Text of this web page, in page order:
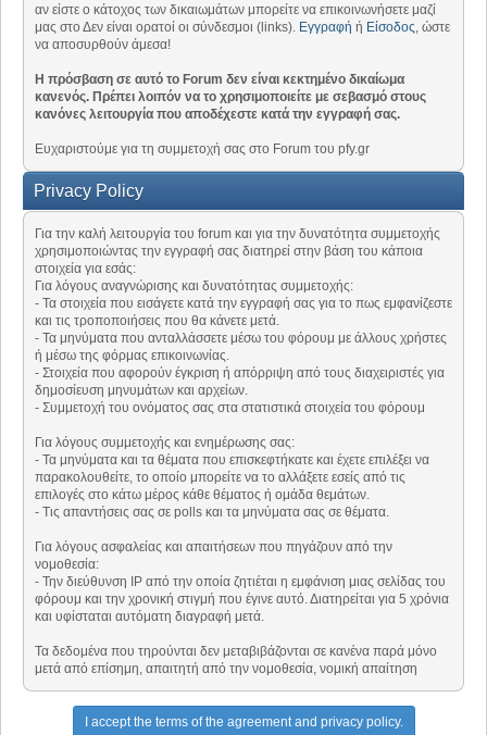
αν είστε ο κάτοχος των δικαιωμάτων μπορείτε να επικοινωνήσετε μαζί
μας στο Δεν είναι ορατοί οι σύνδεσμοι (links). Εγγραφή ή Είσοδος, ώστε
να αποσυρθούν άμεσα!
Η πρόσβαση σε αυτό το Forum δεν είναι κεκτημένο δικαίωμα
κανενός. Πρέπει λοιπόν να το χρησιμοποιείτε με σεβασμό στους
κανόνες λειτουργία που αποδέχεστε κατά την εγγραφή σας.
Ευχαριστούμε για τη συμμετοχή σας στο Forum του pfy.gr
Privacy Policy
Για την καλή λειτουργία του forum και για την δυνατότητα συμμετοχής
χρησιμοποιώντας την εγγραφή σας διατηρεί στην βάση του κάποια
στοιχεία για εσάς:
Για λόγους αναγνώρισης και δυνατότητας συμμετοχής:
- Τα στοιχεία που εισάγετε κατά την εγγραφή σας για το πως εμφανίζεστε
και τις τροποποιήσεις που θα κάνετε μετά.
- Τα μηνύματα που ανταλλάσσετε μέσω του φόρουμ με άλλους χρήστες
ή μέσω της φόρμας επικοινωνίας.
- Στοιχεία που αφορούν έγκριση ή απόρριψη από τους διαχειριστές για
δημοσίευση μηνυμάτων και αρχείων.
- Συμμετοχή του ονόματος σας στα στατιστικά στοιχεία του φόρουμ
Για λόγους συμμετοχής και ενημέρωσης σας:
- Τα μηνύματα και τα θέματα που επισκεφτήκατε και έχετε επιλέξει να
παρακολουθείτε, το οποίο μπορείτε να το αλλάξετε εσείς από τις
επιλογές στο κάτω μέρος κάθε θέματος ή ομάδα θεμάτων.
- Τις απαντήσεις σας σε polls και τα μηνύματα σας σε θέματα.
Για λόγους ασφαλείας και απαιτήσεων που πηγάζουν από την
νομοθεσία:
- Την διεύθυνση ΙΡ από την οποία ζητιέται η εμφάνιση μιας σελίδας του
φόρουμ και την χρονική στιγμή που έγινε αυτό. Διατηρείται για 5 χρόνια
και υφίσταται αυτόματη διαγραφή μετά.
Τα δεδομένα που τηρούνται δεν μεταβιβάζονται σε κανένα παρά μόνο
μετά από επίσημη, απαιτητή από την νομοθεσία, νομική απαίτηση